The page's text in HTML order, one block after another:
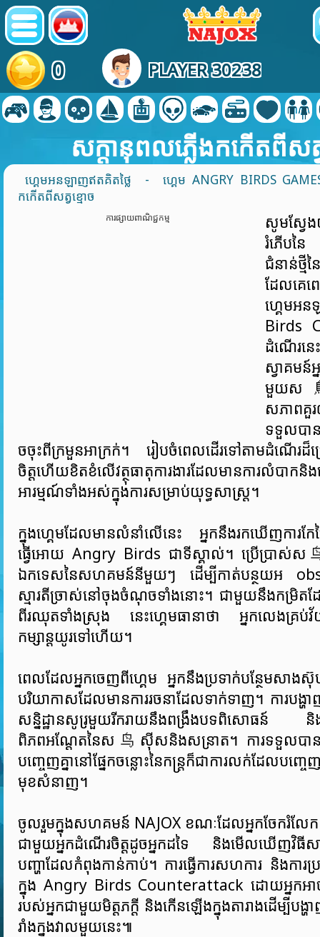
0 PLAYER 30238
សក្តានុពលភ្លើងកកើតពីសត្
ហ្គេមអនឡាញឥតគិតថ្លៃ -
ហ្គេម ANGRY BIRDS
កកើតពីសត្វខ្មោច
ការផ្សាយពាណិជ្ជកម្ម
សូមស្វែ
រំភើបន
ជំនាន់ថ្មី
ដែលគេ
ហ្គេម
Birds
ដំណើរនេ
ស្វាគមន៍
មួយស鳥
សភាពគួរ
ទទួលបា
ចចុះពីក្រមួនអាក្រក់។ រៀបចំពេលដើរទៅតាមដំណើរ
ចិត្តហើយខិតខំលើវត្ថុធាតុការងារដែលមានការលំបាកនិ
អារម្មណ៍ទាំងអស់ក្នុងការសម្រាប់យុទ្ធសាស្ត្រ។
ក្នុងហ្គេមដែលមានលំនាំលើនេះ អ្នកនឹងរកឃើញការកែ
ធ្វើអោយ Angry Birds ជាទីស្គាល់។ ប្រើប្រាស់ស
ឯកទេសនៃសហគមន៍នីមួយៗ ដើម្បីកាត់បន្ថយអ
ស្មារតីច្រាស់នៅចុងចំណុចទាំងនោះ។ ជាមួយនឹងកម្រិតដែល
ពីរឈុតទាំងស្រុង នេះហ្គេមធានាថា អ្នកលេងគ្រប់
កម្សាន្តយូរទៅហើយ។
ពេលដែលអ្នកចេញពីហ្គេម អ្នកនឹងប្រទាក់បន្ថែមសាងស៊ុ
បរិយាកាសដែលមានការរចនាដែលទាក់ទាញ។ ការបង្ហា
សន្និដ្ឋានសូរ្រមួយរីករាយនឹងពង្រឹងបទពិសោធន៍ និងធ្
ពិភពអណ្តែតនៃស鸟ស៊ីសនិងសន្រាត។ ការទទួលបាន
បញ្ចេញគ្នានៅផ្នែកចន្លោះនៃកន្រ្តក៏ជាការលក់ដែលបញ្ចេ
មុខសំនាញ។
ចូលរួមក្នុងសហគមន៍ NAJOX ខណៈដែលអ្នកចែករំលែក
ជាមួយអ្នកដំណើរចិត្តដូចអ្នកដទៃ និងមើលឃើញវិធីសា
បញ្ហាដែលកំពុងកាន់កាប់។ ការធ្វើការសហការ និងការប្
ក្នុង Angry Birds Counterattack ដោយអ្នកអា
របស់អ្នកជាមួយមិត្តភក្តី និងកើនឡើងក្នុងតារាងដើម្បីប
រាំងក្នុងវាលមួយនេះ៕